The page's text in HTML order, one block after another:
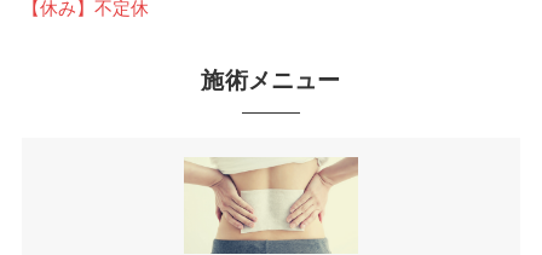
【休み】不定休
施術メニュー